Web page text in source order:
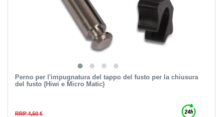
Perno per l'impugnatura del tappo del fusto per la chiusura
del fusto (Hiwi e Micro Matic)
RRP 4,50 €